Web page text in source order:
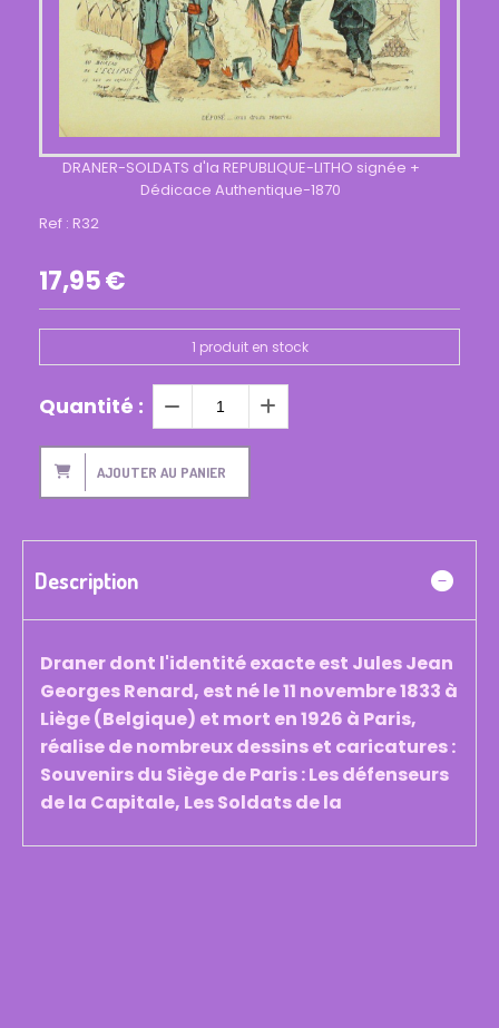
DRANER-SOLDATS d'la REPUBLIQUE-LITHO signée +
Dédicace Authentique-1870
Ref : R32
17,95€
1 produit en stock
Quantité :
AJOUTER AU PANIER
Description
Draner dont l'identité exacte est Jules Jean
Georges Renard, est né le 11 novembre 1833 à
Liège (Belgique) et mort en 1926 à Paris,
réalise de nombreux dessins et caricatures :
Souvenirs du Siège de Paris : Les défenseurs
de la Capitale, Les Soldats de la